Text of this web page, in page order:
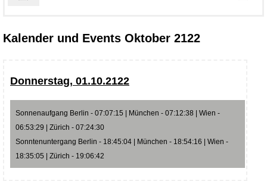
Kalender und Events Oktober 2122
Donnerstag, 01.10.2122
Sonnenaufgang Berlin - 07:07:15 | München - 07:12:38 | Wien -
06:53:29 | Zürich - 07:24:30
Sonntenuntergang Berlin - 18:45:04 | München - 18:54:16 | Wien -
18:35:05 | Zürich - 19:06:42